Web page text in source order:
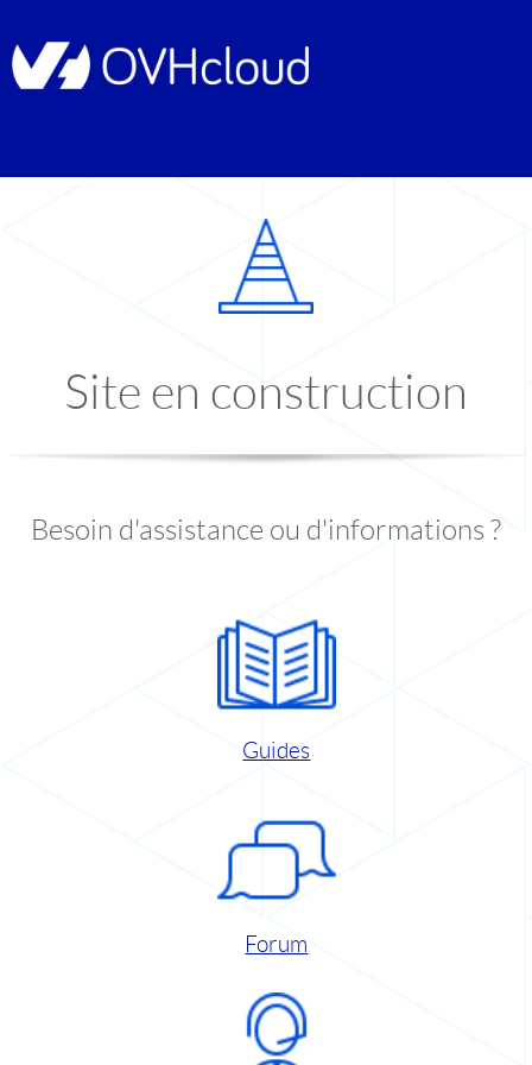
Site en construction
Besoin d'assistance ou d'informations ?
Guides
Forum